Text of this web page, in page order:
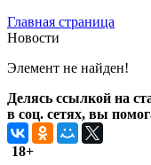
Главная страница
Новости
Элемент не найден!
Делясь ссылкой на
в соц. сетях, вы
18+